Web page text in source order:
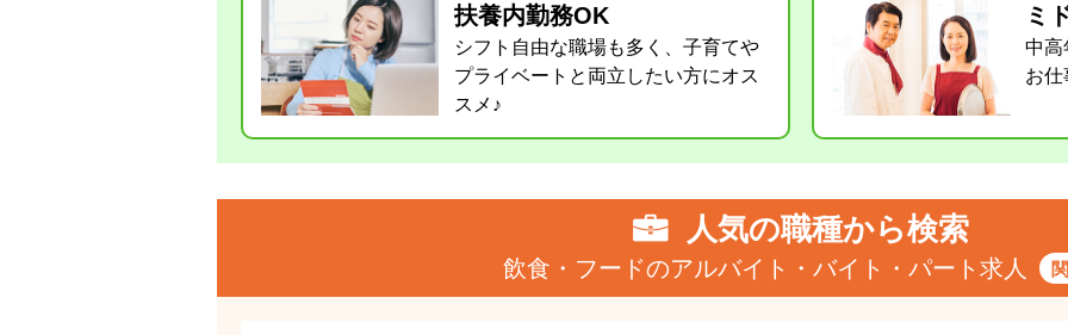
扶養内勤務OK
シフト自由な職場も多く、子育てや
プライベートと両立したい方にオス
スメ♪
ミ
中高
お
人気の職種から検索
飲食・フードのアルバイト・バイト・パート求人